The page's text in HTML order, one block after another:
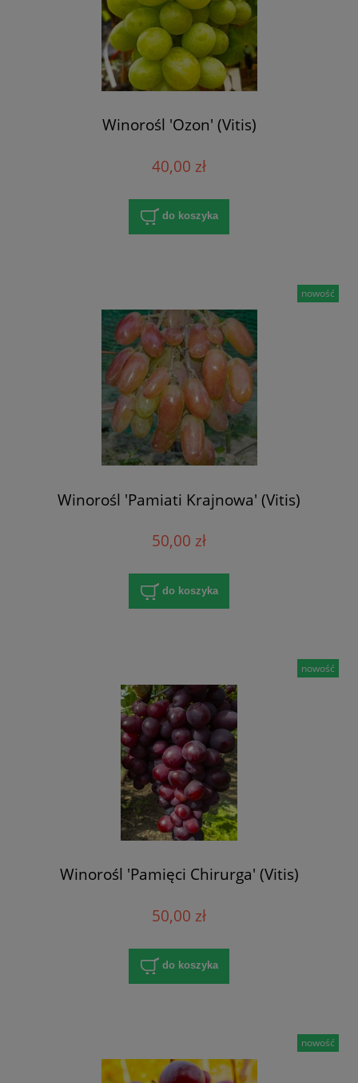
Winorośl 'Ozon' (Vitis)
40,00 zł
do koszyka
Winorośl 'Pamiati Krajnowa' (Vitis)
50,00 zł
do koszyka
nowość
Winorośl 'Pamięci Chirurga' (Vitis)
50,00 zł
do koszyka
nowość
nowość